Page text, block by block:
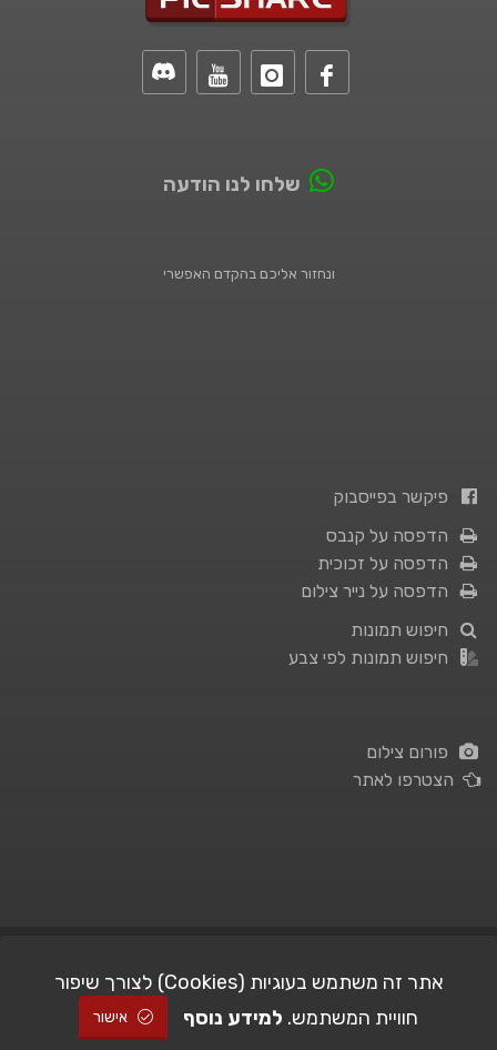
שלחו לנו הודעה
ונחזור אליכם בהקדם האפשרי
פיקשר בפייסבוק
הדפסה על קנבס
הדפסה על זכוכית
הדפסה על נייר צילום
חיפוש תמונות
חיפוש תמונות לפי צבע
פורום צילום
הצטרפו לאתר
© All Rights Reserved | STUDIO101| Picshare.co.il - כל הזכויות שמורות
אתר זה משתמש בעוגיות (Cookies) לצורך שיפור
חוויית המשתמש. למידע נוסף